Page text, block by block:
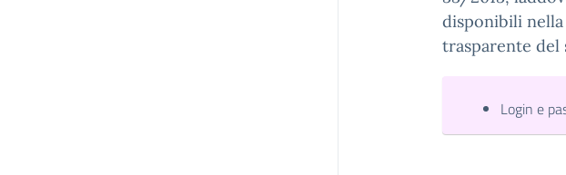
disponibili
trasparente
Login e